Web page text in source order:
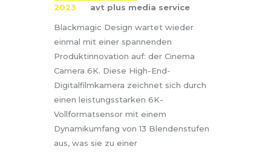
2023
avt plus media service
Blackmagic Design wartet wieder
einmal mit einer spannenden
Produktinnovation auf: der Cinema
Camera 6K. Diese High-End-
Digitalfilmkamera zeichnet sich durch
einen leistungsstarken 6K-
Vollformatsensor mit einem
Dynamikumfang von 13 Blendenstufen
aus, was sie zu einer